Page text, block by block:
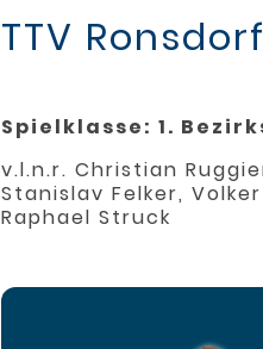
TTV
Spielklasse: 1.
v.l.n.r. Christian
Stanislav Felker,
Raphael Struck